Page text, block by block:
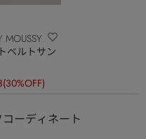
MOUSSY
ベルトサン
(30%OFF)
ーディネート